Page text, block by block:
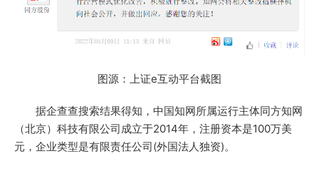
图源：上证e互动平台截图
据企查查搜索结果得知，中国知网所属运行主体同方知网
（北京）科技有限公司成立于2014年，注册资本是100万美
元，企业类型是有限责任公司(外国法人独资)。